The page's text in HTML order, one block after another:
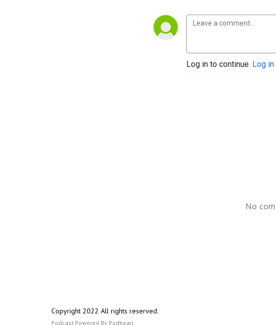
Log in to continue. Log in
No
Copyright 2022 All rights reserved.
Podcast Powered By Podbean